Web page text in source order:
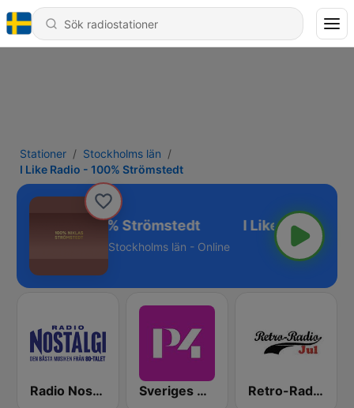
Stationer
Stockholms län
I Like Radio - 100% Strömstedt
Radio - 100% Strömstedt
Stockholms län - Online
Radio Nostalgi 105.1 Sveriges Radio P4 Sörmland Retro-Radio JUL